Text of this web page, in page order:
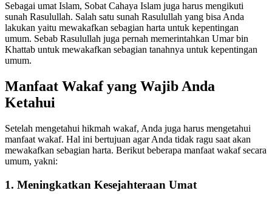
Sebagai umat Islam, Sobat Cahaya Islam juga harus mengikuti
sunah Rasulullah. Salah satu sunah Rasulullah yang bisa Anda
lakukan yaitu mewakafkan sebagian harta untuk kepentingan
umum. Sebab Rasulullah juga pernah memerintahkan Umar bin
Khattab untuk mewakafkan sebagian tanahnya untuk kepentingan
umum.
Manfaat Wakaf yang Wajib Anda
Ketahui
Setelah mengetahui hikmah wakaf, Anda juga harus mengetahui
manfaat wakaf. Hal ini bertujuan agar Anda tidak ragu saat akan
mewakafkan sebagian harta. Berikut beberapa manfaat wakaf secara
umum, yakni:
1. Meningkatkan Kesejahteraan Umat